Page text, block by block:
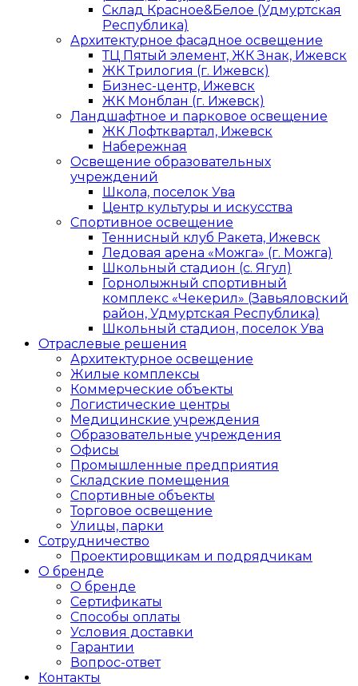
Склад Красное&Белое (Удмуртская
Республика)
Архитектурное фасадное освещение
ТЦ Пятый элемент, ЖК Знак, Ижевск
ЖК Трилогия (г. Ижевск)
Бизнес-центр, Ижевск
ЖК Монблан (г. Ижевск)
Ландшафтное и парковое освещение
ЖК Лофтквартал, Ижевск
Набережная
Освещение образовательных
учреждений
Школа, поселок Ува
Центр культуры и искусства
Спортивное освещение
Теннисный клуб Ракета, Ижевск
Ледовая арена «Можга» (г. Можга)
Школьный стадион (с. Ягул)
Горнолыжный спортивный
комплекс «Чекерил» (Завьяловский
район, Удмуртская Республика)
Школьный стадион, поселок Ува
Отраслевые решения
Архитектурное освещение
Жилые комплексы
Коммерческие объекты
Логистические центры
Медицинские учреждения
Образовательные учреждения
Офисы
Промышленные предприятия
Складские помещения
Спортивные объекты
Торговое освещение
Улицы, парки
Сотрудничество
Проектировщикам и подрядчикам
О бренде
О бренде
Сертификаты
Способы оплаты
Условия доставки
Гарантии
Вопрос-ответ
Контакты